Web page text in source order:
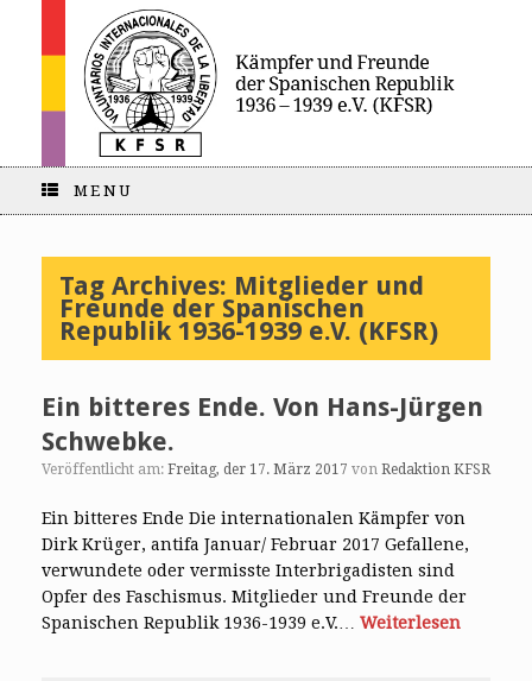
MENU
Tag Archives: Mitglieder und
Freunde der Spanischen
Republik 1936-1939 e.V. (KFSR)
Ein bitteres Ende. Von Hans-Jürgen
Schwebke.
Veröffentlicht am: Freitag, der 17. März 2017 von Redaktion KFSR
Ein bitteres Ende Die internationalen Kämpfer von
Dirk Krüger, antifa Januar/ Februar 2017 Gefallene,
verwundete oder vermisste Interbrigadisten sind
Opfer des Faschismus. Mitglieder und Freunde der
Spanischen Republik 1936-1939 e.V.… Weiterlesen